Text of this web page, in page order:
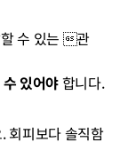
수 있는 관
있어야 합니다.
회피보다 솔직함